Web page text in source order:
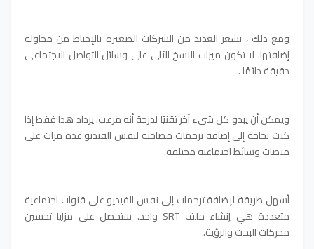
ومع ذلك ، يشعر العديد من الشركات الصغيرة بالإحباط من محاولة
إضافتها. لا تكون ميزات النسخ الآلي على وسائل التواصل الاجتماعي
دقيقة دائمًا .
ويمكن أن يبدو كل شيء آخر تقنيًا لدرجة أنه مرعب. يزداد هذا فقط إذا
كنت بحاجة إلى إضافة ترجمات مصاحبة لنفس الفيديو عدة مرات على
منصات وسائط اجتماعية مختلفة.
أسهل طريقة لإضافة ترجمات إلى نفس الفيديو على قنوات اجتماعية
متعددة هي إنشاء ملف SRT واحد. ستحصل على مزايا تحسين
محركات البحث والرؤية.